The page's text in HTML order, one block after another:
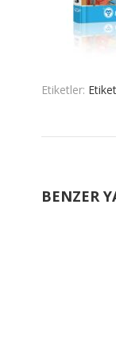
Etiketler:
BENZER